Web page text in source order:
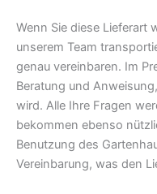
Wenn Sie diese Lieferart
unserem Team
genau vereinbaren. Im
Beratung und
wird. Alle Ihre Fragen
bekommen ebenso
Benutzung des
Vereinbarung, was den